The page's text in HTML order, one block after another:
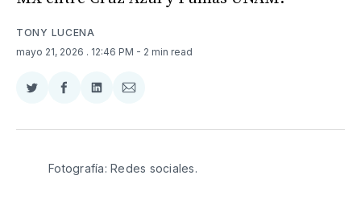
TONY LUCENA
mayo 21, 2026 . 12:46 PM - 2 min read
Compartir
Twitter
Compartir
Facebook
Compartir
LinkedIn
Compartir
Email
Fotografía: Redes sociales.